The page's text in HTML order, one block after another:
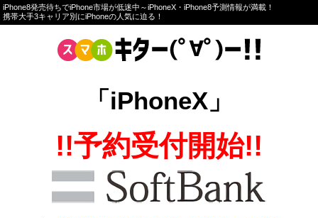
iPhone8発売待ちでiPhone市場が低迷中～iPhoneX・iPhone8予測情報が満載！
携帯大手3キャリア別にiPhoneの人気に迫る！
「iPhoneX」
!!予約受付開始!!